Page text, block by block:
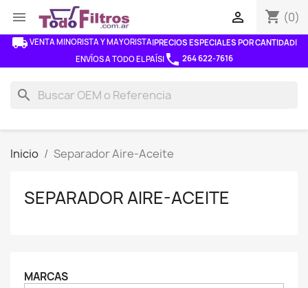
 shopping_cart (0)

local_shipping VENTA MINORISTA Y MAYORISTA|PRECIOS ESPECIALES POR CANTIDAD|
ENVÍOS A TODO EL PAÍS|phone 264 622-7616
search
Inicio Separador Aire-Aceite
SEPARADOR AIRE-ACEITE
MARCAS